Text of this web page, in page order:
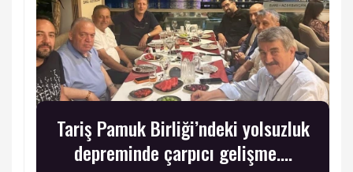
Tariş Pamuk Birliği’ndeki yolsuzluk
depreminde çarpıcı gelişme….